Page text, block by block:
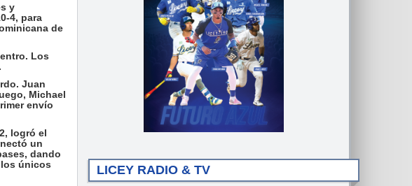
y
4, para
de
Los
Juan
Michael
envío
logró el
un
dando
únicos
LICEY RADIO & TV